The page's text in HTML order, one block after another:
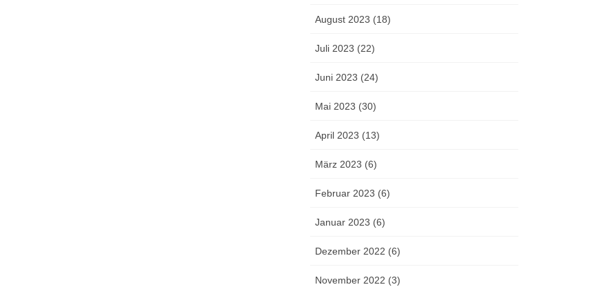
August 2023 (18)
Juli 2023 (22)
Juni 2023 (24)
Mai 2023 (30)
April 2023 (13)
März 2023 (6)
Februar 2023 (6)
Januar 2023 (6)
Dezember 2022 (6)
November 2022 (3)